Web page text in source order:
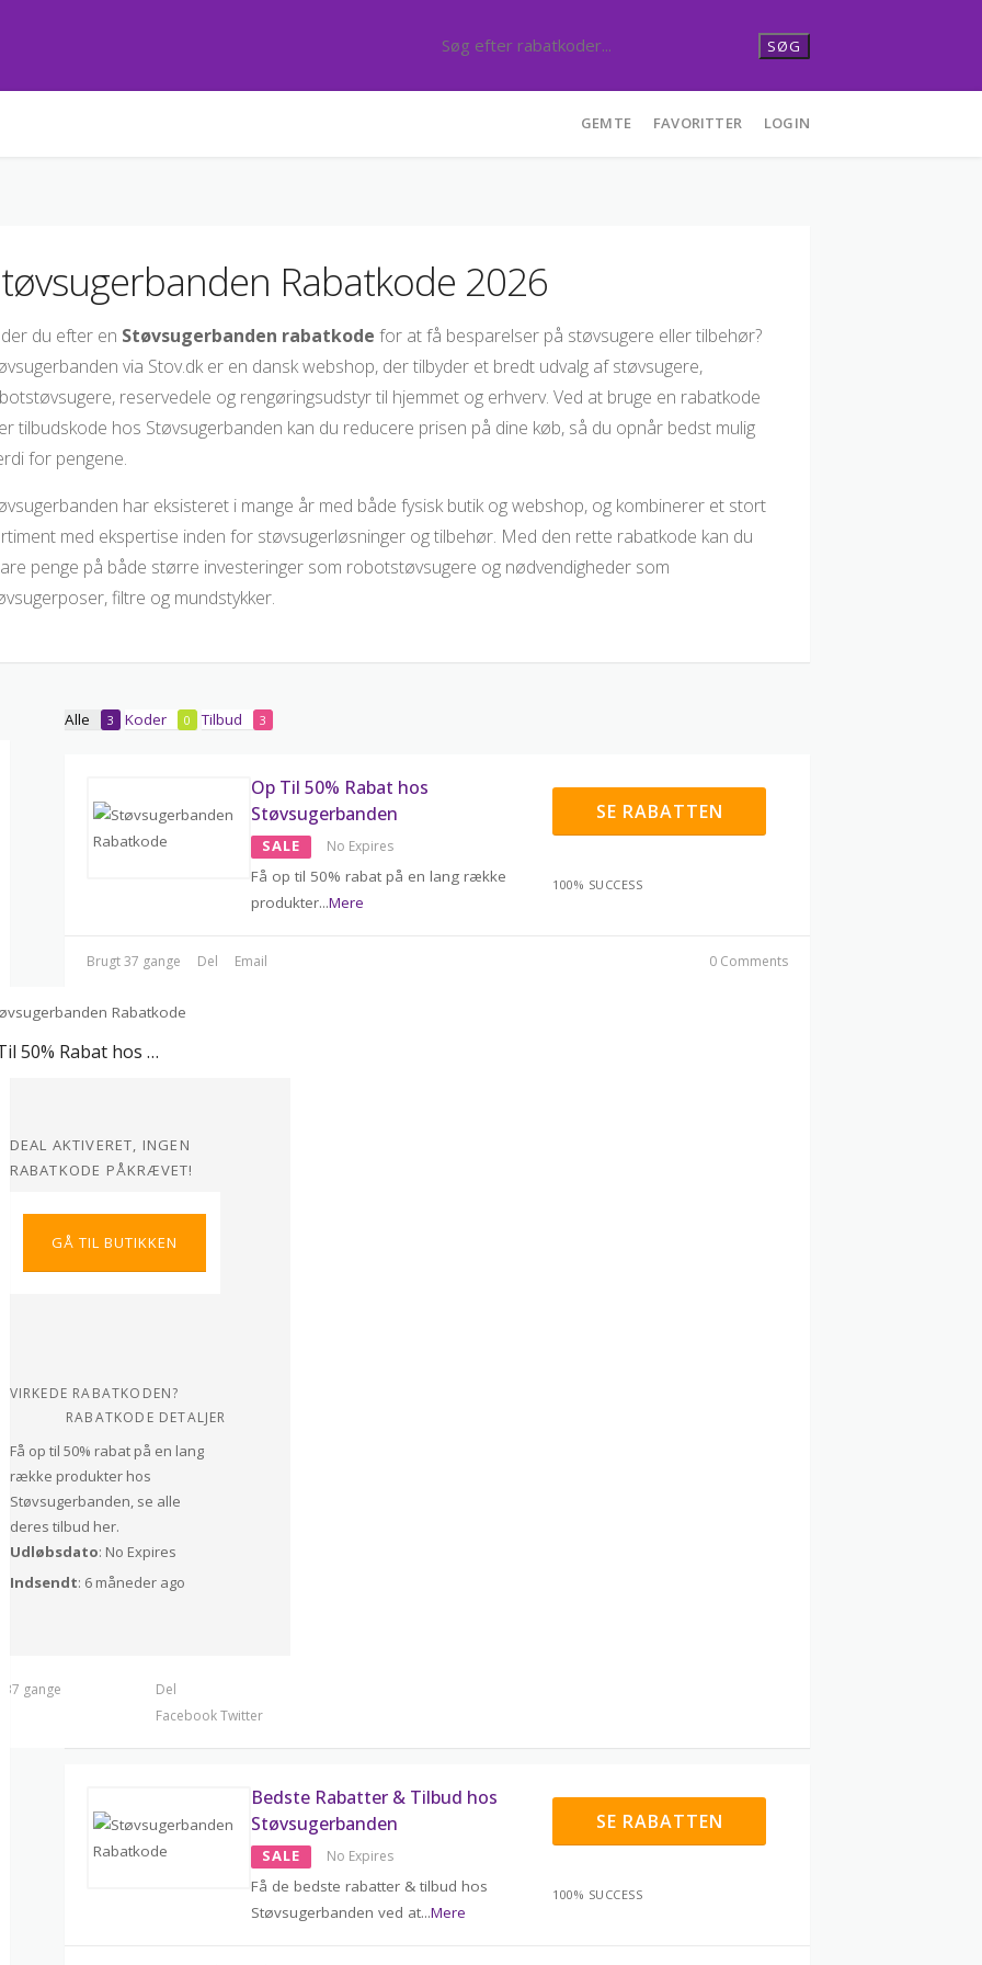
SØG
GEMTE FAVORITTER LOGIN
Rabatkode 2026
du efter en Støvsugerbanden rabatkode for at få besparelser på støvsugere eller tilbehør?
via Stov.dk er en dansk webshop, der tilbyder et bredt udvalg af støvsugere,
reservedele og rengøringsudstyr til hjemmet og erhverv. Ved at bruge en rabatkode
tilbudskode hos Støvsugerbanden kan du reducere prisen på dine køb, så du opnår bedst mulig
for pengene.
har eksisteret i mange år med både fysisk butik og webshop, og kombinerer et stort
med ekspertise inden for støvsugerløsninger og tilbehør. Med den rette rabatkode kan du
penge på både større investeringer som robotstøvsugere og nødvendigheder som
filtre og mundstykker.
Alle 3 Koder 0 Tilbud 3
Op Til 50% Rabat hos
Støvsugerbanden
SALE No Expires
Få op til 50% rabat på en lang række
produkter...Mere
SE RABATTEN
100% SUCCESS
Brugt 37 gange Del Email 0 Comments
Op Til 50% Rabat hos Støvsugerbanden
DEAL AKTIVERET, INGEN
RABATKODE PÅKRÆVET!
GÅ TIL BUTIKKEN
VIRKEDE RABATKODEN?
RABATKODE DETALJER
Få op til 50% rabat på en lang
række produkter hos
Støvsugerbanden, se alle
deres tilbud her.
Udløbsdato: No Expires
Indsendt: 6 måneder ago
gange
Del
FacebookTwitter
Bedste Rabatter & Tilbud hos
Støvsugerbanden
SALE No Expires
Få de bedste rabatter & tilbud hos
Støvsugerbanden ved at...Mere
SE RABATTEN
100% SUCCESS